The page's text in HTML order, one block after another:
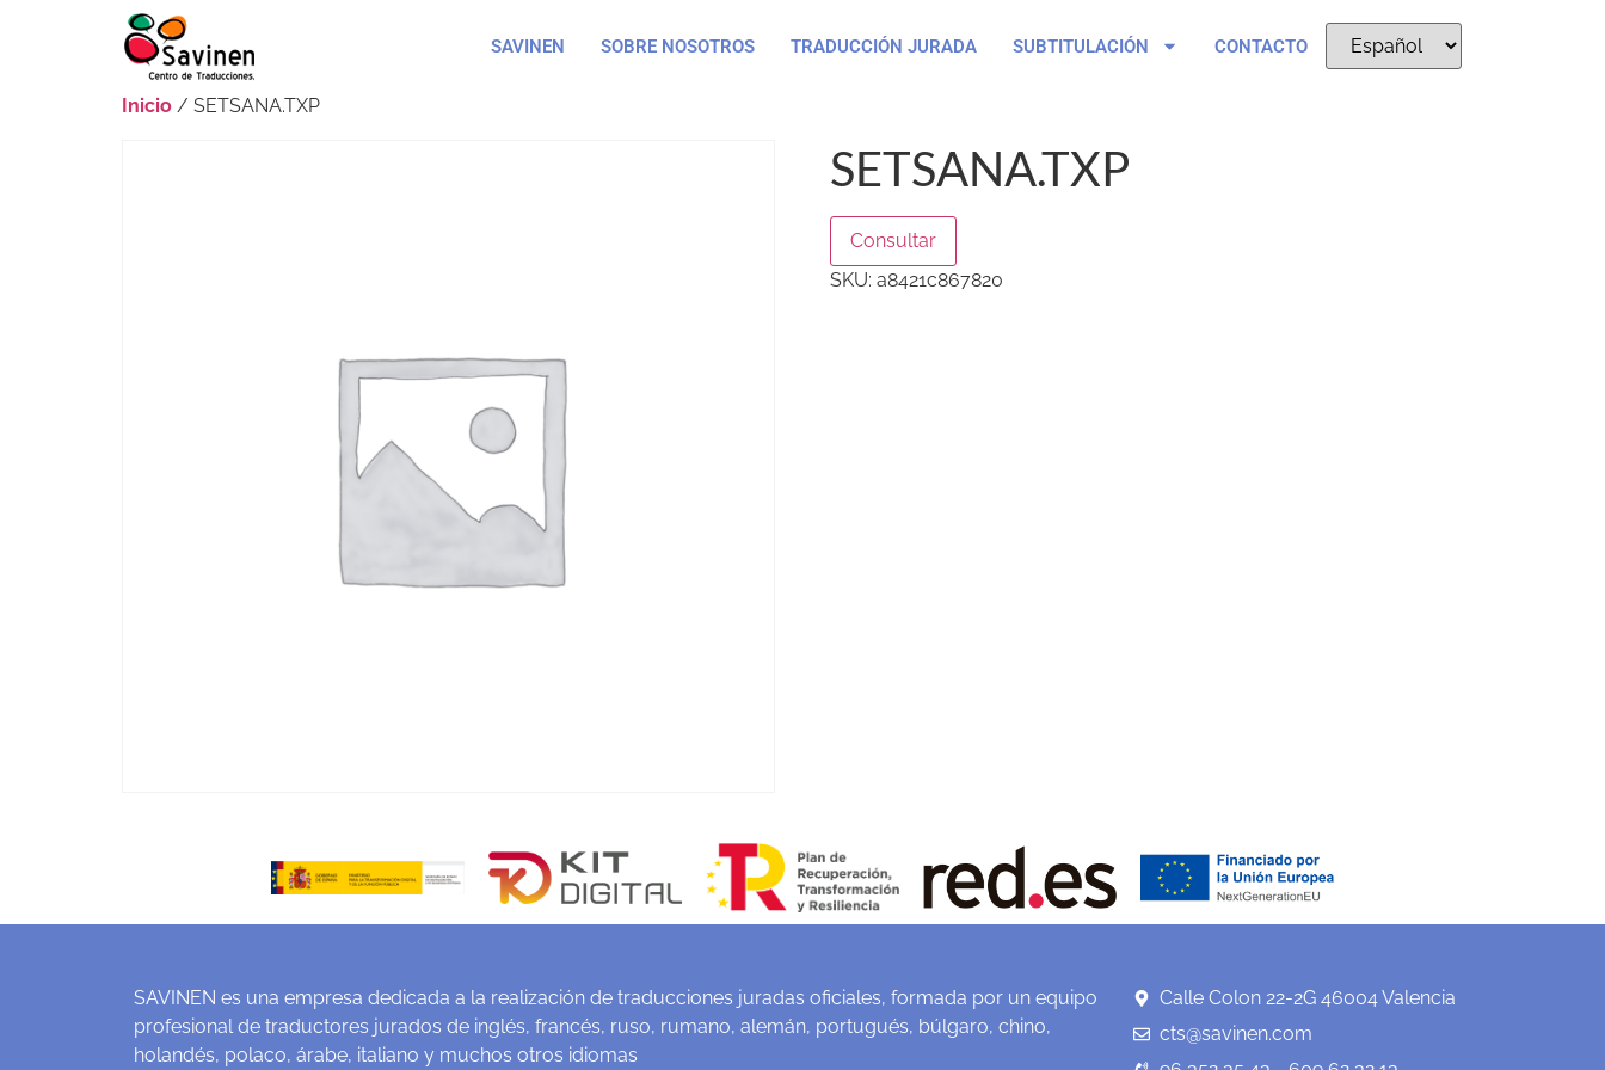
SAVINEN SOBRE NOSOTROS TRADUCCIÓN JURADA SUBTITULACIÓN CONTACTO
Inicio / SETSANA.TXP
SETSANA.TXP
Consultar
SKU: a8421c867820
SAVINEN es una empresa dedicada a la realización de traducciones juradas oficiales, formada por un equipo
profesional de traductores jurados de inglés, francés, ruso, rumano, alemán, portugués, búlgaro, chino,
holandés, polaco, árabe, italiano y muchos otros idiomas
Calle Colon 22-2G 46004 Valencia
cts@savinen.com